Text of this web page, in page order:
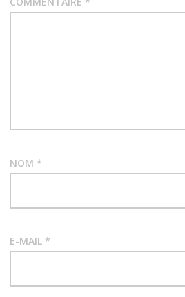
NOM *
E-MAIL *